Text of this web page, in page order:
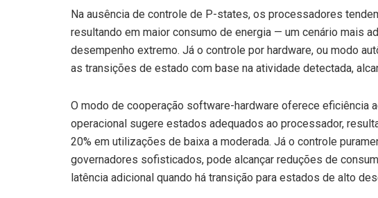
Na ausência de controle de P-states, os processadores
resultando em maior consumo de energia — um cenário mais
desempenho extremo. Já o controle por hardware, ou modo
as transições de estado com base na atividade detectada,
O modo de cooperação software-hardware oferece eficiência
operacional sugere estados adequados ao processador,
20% em utilizações de baixa a moderada. Já o controle
governadores sofisticados, pode alcançar reduções de
latência adicional quando há transição para estados de alto